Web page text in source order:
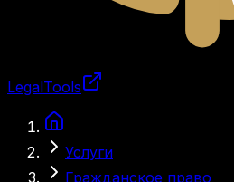
LegalTools
Услуги
Гражданское право